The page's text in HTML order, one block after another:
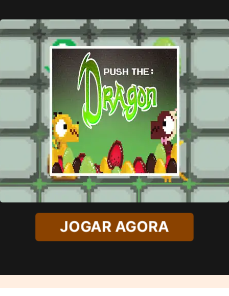
JOGAR AGORA